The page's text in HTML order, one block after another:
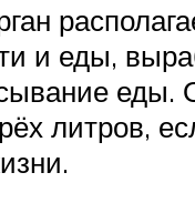
и еды,
еды.
литров,